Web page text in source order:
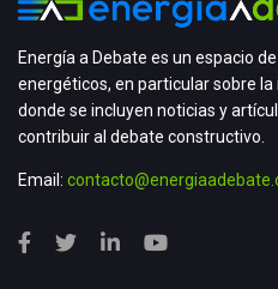
Energía a Debate es un espacio
energéticos, en particular sobre
donde se incluyen noticias y
contribuir al debate constructivo.
Email: